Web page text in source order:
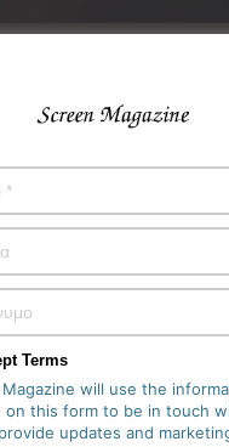
αεροπορικής
ecstasy στην
Terms
Magazine will use the
on this form to be in touch
updates and